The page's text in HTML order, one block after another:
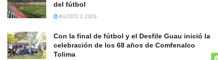
del fútbol
AGOSTO 3, 2026
Con la final de fútbol y el Desfile Guau inició la
celebración de los 68 años de Comfenalco
Tolima